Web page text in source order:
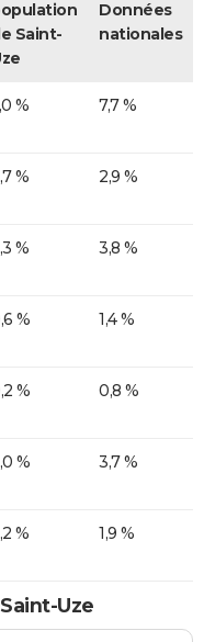
Saint-
Données
nationales
% 7,7 %
% 2,9 %
% 3,8 %
% 1,4 %
% 0,8 %
% 3,7 %
% 1,9 %
Uze